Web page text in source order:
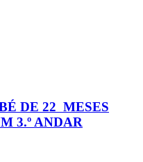
DE 22 MESES
3.º ANDAR